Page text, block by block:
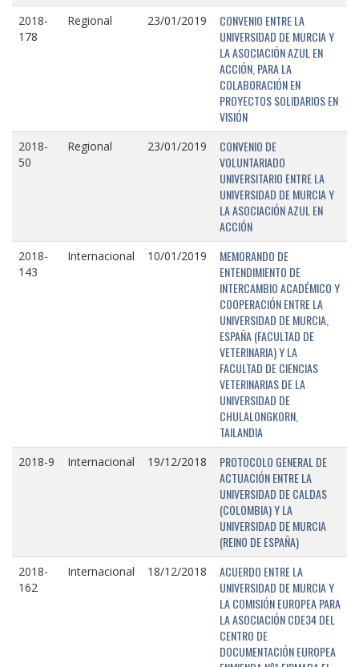
2018-
178
Regional 23/01/2019
CONVENIO ENTRE LA
UNIVERSIDAD DE MURCIA Y
LA ASOCIACIÓN AZUL EN
ACCIÓN, PARA LA
COLABORACIÓN EN
PROYECTOS SOLIDARIOS EN
VISIÓN
2018-
50
Regional 23/01/2019
CONVENIO DE
VOLUNTARIADO
UNIVERSITARIO ENTRE LA
UNIVERSIDAD DE MURCIA Y
LA ASOCIACIÓN AZUL EN
ACCIÓN
2018-
143
Internacional 10/01/2019
MEMORANDO DE
ENTENDIMIENTO DE
INTERCAMBIO ACADÉMICO Y
COOPERACIÓN ENTRE LA
UNIVERSIDAD DE MURCIA,
ESPAÑA (FACULTAD DE
VETERINARIA) Y LA
FACULTAD DE CIENCIAS
VETERINARIAS DE LA
UNIVERSIDAD DE
CHULALONGKORN,
TAILANDIA
2018-9 Internacional 19/12/2018
PROTOCOLO GENERAL DE
ACTUACIÓN ENTRE LA
UNIVERSIDAD DE CALDAS
(COLOMBIA) Y LA
UNIVERSIDAD DE MURCIA
(REINO DE ESPAÑA)
2018-
162
Internacional 18/12/2018
ACUERDO ENTRE LA
UNIVERSIDAD DE MURCIA Y
LA COMISIÓN EUROPEA PARA
LA ASOCIACIÓN CDE34 DEL
CENTRO DE
DOCUMENTACIÓN EUROPEA